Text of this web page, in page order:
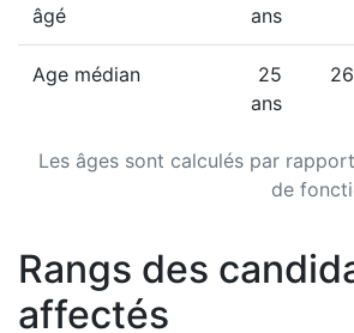
Les âges sont calculés par
de
âgé
ans
Age médian
25
ans
Rangs des
affectés